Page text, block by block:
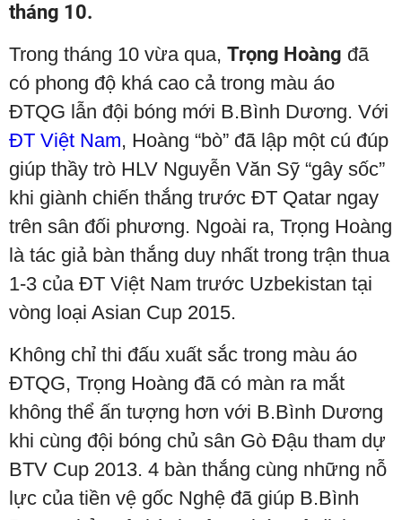
tháng 10.
Trong tháng 10 vừa qua, Trọng Hoàng đã
có phong độ khá cao cả trong màu áo
ĐTQG lẫn đội bóng mới B.Bình Dương. Với
ĐT Việt Nam, Hoàng “bò” đã lập một cú đúp
giúp thầy trò HLV Nguyễn Văn Sỹ “gây sốc”
khi giành chiến thắng trước ĐT Qatar ngay
trên sân đối phương. Ngoài ra, Trọng Hoàng
là tác giả bàn thắng duy nhất trong trận thua
1-3 của ĐT Việt Nam trước Uzbekistan tại
vòng loại Asian Cup 2015.
Không chỉ thi đấu xuất sắc trong màu áo
ĐTQG, Trọng Hoàng đã có màn ra mắt
không thể ấn tượng hơn với B.Bình Dương
khi cùng đội bóng chủ sân Gò Đậu tham dự
BTV Cup 2013. 4 bàn thắng cùng những nỗ
lực của tiền vệ gốc Nghệ đã giúp B.Bình